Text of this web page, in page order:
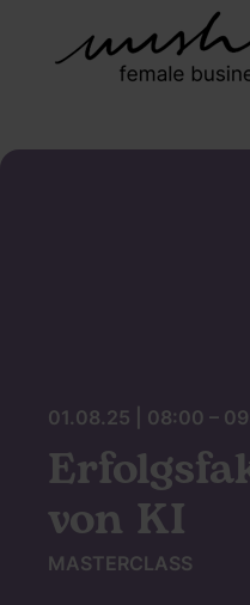
01.08.25 | 08:00 –
von KI
MASTERCLASS